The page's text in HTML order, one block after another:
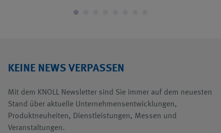
KEINE NEWS VERPASSEN
Mit dem KNOLL Newsletter sind Sie immer auf dem neuesten
Stand über aktuelle Unternehmensentwicklungen,
Produktneuheiten, Dienstleistungen, Messen und
Veranstaltungen.